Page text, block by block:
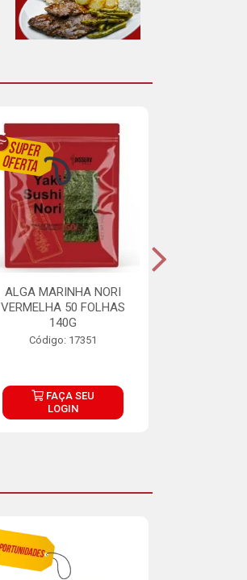
ALGA MARINHA NORI
VERMELHA 50 FOLHAS
140G
Código: 17351
FAÇA SEU
LOGIN